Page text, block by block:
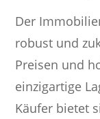
Der
robust und
Preisen und
einzigartige
Käufer bietet